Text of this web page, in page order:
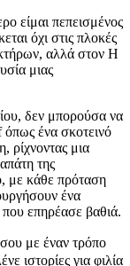
είμαι πεπεισμένος
όχι στις πλοκές
αλλά στον Η
μιας
δεν μπορούσα να
ένα σκοτεινό
ρίχνοντας μια
της
με κάθε πρόταση
ένα
επηρέασε βαθιά.
με έναν τρόπο
ιστορίες για φιλία